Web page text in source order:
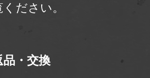
ください。
品・交換